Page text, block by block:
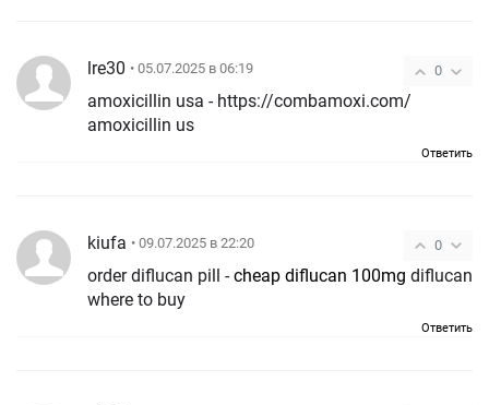
0
lre30 • 05.07.2025 в 06:19
amoxicillin usa - https://combamoxi.com/
amoxicillin us
Ответить
0
kiufa • 09.07.2025 в 22:20
order diflucan pill -cheap diflucan 100mg diflucan
where to buy
Ответить